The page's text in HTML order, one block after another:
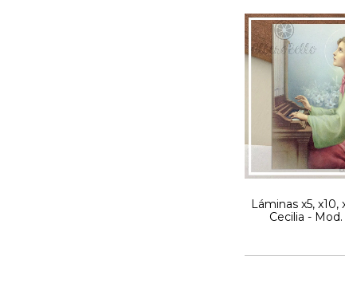
Láminas x5, x10,
Cecilia - Mod.